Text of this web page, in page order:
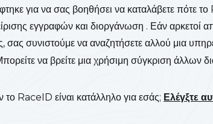
για να σας βοηθήσει να καταλάβετε πότε
εγγραφών και διοργάνωση . Εάν αρκετοί
σας συνιστούμε να αναζητήσετε αλλού μια
να βρείτε μια χρήσιμη σύγκριση άλλων
το RaceID είναι κατάλληλο για εσάς; Ελέγξτε